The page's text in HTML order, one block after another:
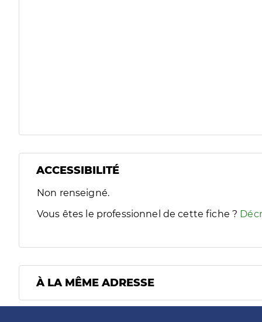
ACCESSIBILITÉ
Filtres
Sélectionnez un ou plusieurs handicaps/besoins
Non renseigné.
Vous êtes le professionnel de cette fiche ?
À LA MÊME ADRESSE